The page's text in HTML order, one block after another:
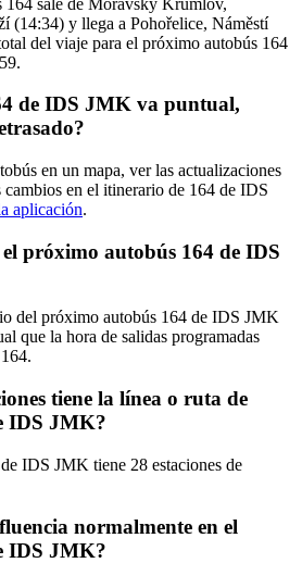
(14:34) y llega a Pohořelice, Náměstí
del viaje para el próximo autobús 164
de IDS JMK va puntual,
en un mapa, ver las actualizaciones
en el itinerario de 164 de IDS
aplicación.
próximo autobús 164 de IDS
del próximo autobús 164 de IDS JMK
que la hora de salidas programadas
tiene la línea o ruta de
IDS JMK?
IDS JMK tiene 28 estaciones de
normalmente en el
IDS JMK?